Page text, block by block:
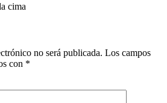
cima
no será publicada. Los campos
con *